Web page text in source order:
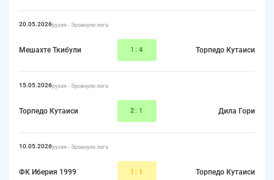
20.05.2026Грузия - Эровнули лига
Мешахте Ткибули 1: 4 Торпедо Кутаиси
15.05.2026Грузия - Эровнули лига
Торпедо Кутаиси 2:1 Дила Гори
10.05.2026Грузия - Эровнули лига
ФК Иберия 1999 1: 1 Торпедо Кутаиси